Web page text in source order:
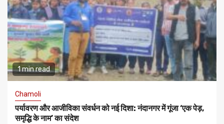
1 min read
Chamoli
पर्यावरण और आजीविका संवर्धन को नई दिशा: नंदानगर में गूंजा ‘एक पेड़,
समृद्धि के नाम’ का संदेश